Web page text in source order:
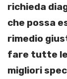
richieda
che possa
rimedio
fare tutte
migliori